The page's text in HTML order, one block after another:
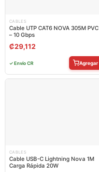
CABLES
Cable UTP CAT6 NOVA 305M PVC
– 10 Gbps
₡29,112
✓ Envío CR Agregar
CABLES
Cable USB-C Lightning Nova 1M
Carga Rápida 20W